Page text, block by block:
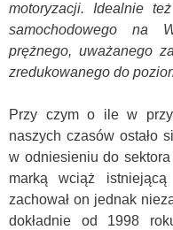
motoryzacji. Idealnie
samochodowego na
prężnego, uważanego
zredukowanego do
Przy czym o ile w
naszych czasów ostało
w odniesieniu do
marką wciąż istniejącą
zachował on jednak
dokładnie od 1998